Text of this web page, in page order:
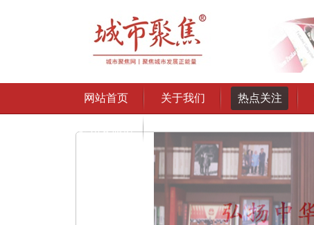
网站首页 关于我们 热点关注